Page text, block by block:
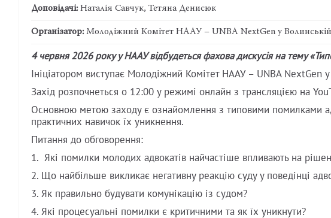
Доповідачі:Наталія Савчук, Тетяна Денисюк
Організатор:Молодіжний Комітет НААУ – UNBA NextGen у Волинській
4 червня 2026 року у НААУ відбудеться фахова дискусія на тему«
Ініціатором виступає Молодіжний Комітет НААУ – UNBA NextGen у
Захід розпочнеться о 12:00 у режимі онлайн з трансляцією на
Основною метою заходу є ознайомлення з типовими помилками
практичних навичок їх уникнення.
Питання до обговорення:
1. Які помилки молодих адвокатів найчастіше впливають на
2. Що найбільше викликає негативну реакцію суду у поведінці
3. Як правильно будувати комунікацію із судом?
4. Які процесуальні помилки є критичними та як їх уникнути?